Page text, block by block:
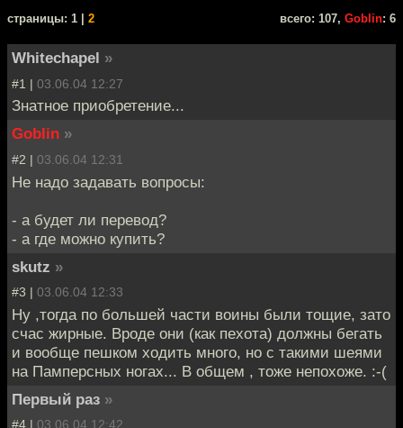
cтраницы: 1 | 2 всего: 107, Goblin: 6
Whitechapel »
#1 | 03.06.04 12:27
Знатное приобретение...
Goblin »
#2 | 03.06.04 12:31
Не надо задавать вопросы:
- а будет ли перевод?
- а где можно купить?
skutz »
#3 | 03.06.04 12:33
Ну ,тогда по большей части воины были тощие, зато
счас жирные. Вроде они (как пехота) должны бегать
и вообще пешком ходить много, но с такими шеями
на Памперсных ногах... В общем , тоже непохоже. :-(
Первый раз »
#4 | 03.06.04 12:42